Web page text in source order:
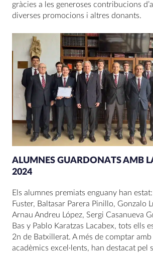
gràcies a les generoses contribucions
diverses promocions i altres donants.
ALUMNES GUARDONATS AMB
2024
Els alumnes premiats enguany han
Fuster, Baltasar Parera Pinillo, Gonzalo
Arnau Andreu López, Sergi Casanueva
Bas y Pablo Karatzas Lacabex, tots ells
2n de Batxillerat. A més de comptar
acadèmics excel·lents, han destacat pel